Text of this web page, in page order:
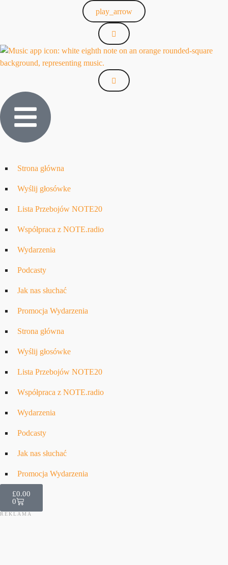
play_arrow
Strona główna
Wyślij głosówke
Lista Przebojów NOTE20
Współpraca z NOTE.radio
Wydarzenia
Podcasty
Jak nas słuchać
Promocja Wydarzenia
Strona główna
Wyślij głosówke
Lista Przebojów NOTE20
Współpraca z NOTE.radio
Wydarzenia
Podcasty
Jak nas słuchać
Promocja Wydarzenia
£0.00
0